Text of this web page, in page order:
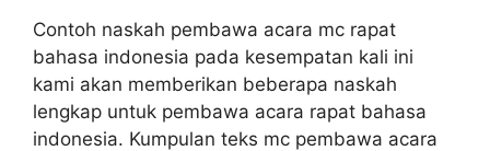
Contoh naskah pembawa acara mc rapat
bahasa indonesia pada kesempatan kali ini
kami akan memberikan beberapa naskah
lengkap untuk pembawa acara rapat bahasa
indonesia. Kumpulan teks mc pembawa acara